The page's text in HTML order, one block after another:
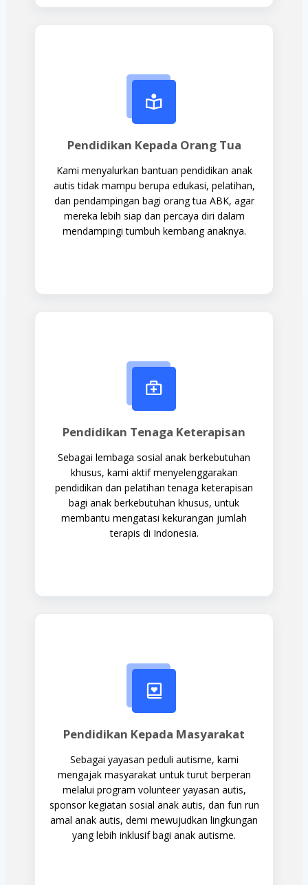
Pendidikan Kepada Orang Tua
Kami menyalurkan bantuan pendidikan anak
autis tidak mampu berupa edukasi, pelatihan,
dan pendampingan bagi orang tua ABK, agar
mereka lebih siap dan percaya diri dalam
mendampingi tumbuh kembang anaknya.
Pendidikan Tenaga Keterapisan
Sebagai lembaga sosial anak berkebutuhan
khusus, kami aktif menyelenggarakan
pendidikan dan pelatihan tenaga keterapisan
bagi anak berkebutuhan khusus, untuk
membantu mengatasi kekurangan jumlah
terapis di Indonesia.
Pendidikan Kepada Masyarakat
Sebagai yayasan peduli autisme, kami
mengajak masyarakat untuk turut berperan
melalui program volunteer yayasan autis,
sponsor kegiatan sosial anak autis, dan fun run
amal anak autis, demi mewujudkan lingkungan
yang lebih inklusif bagi anak autisme.